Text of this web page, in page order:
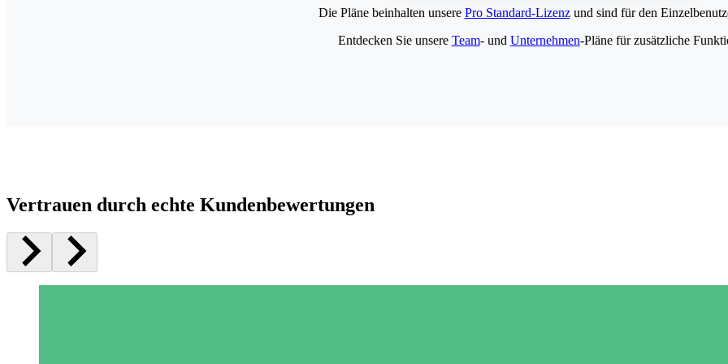
Die Pläne beinhalten unsere Pro Standard-Lizenzund sind für den
Entdecken Sie unsere Team- und Unternehmen-Pläne für zusätzliche
Vertrauen durch echte Kundenbewertungen